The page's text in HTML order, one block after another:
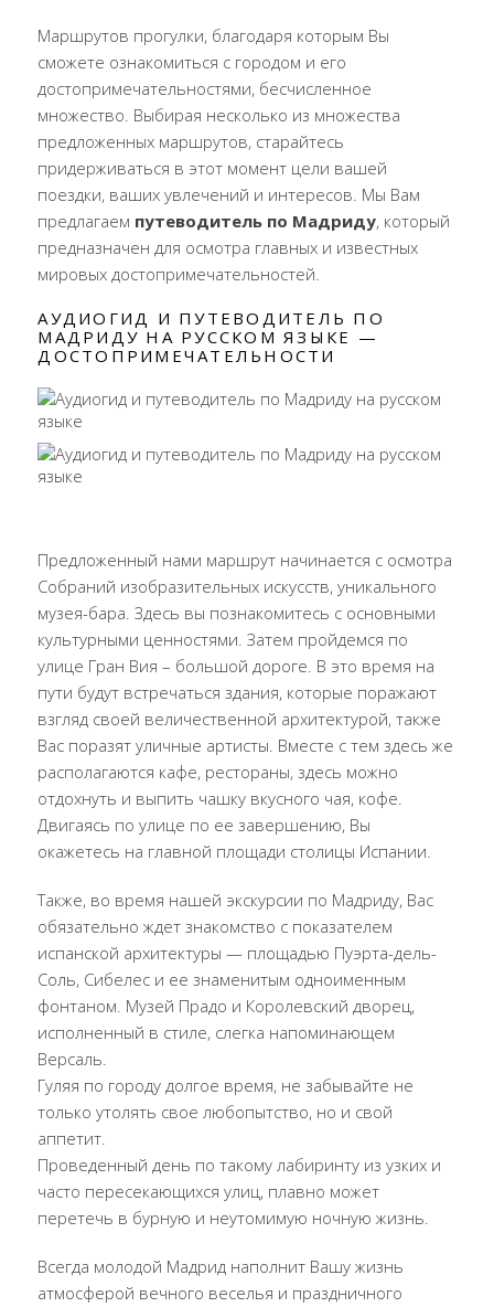
Маршрутов прогулки, благодаря которым Вы
сможете ознакомиться с городом и его
достопримечательностями, бесчисленное
множество. Выбирая несколько из множества
предложенных маршрутов, старайтесь
придерживаться в этот момент цели вашей
поездки, ваших увлечений и интересов. Мы Вам
предлагаем путеводитель по Мадриду, который
предназначен для осмотра главных и известных
мировых достопримечательностей.
АУДИОГИД И ПУТЕВОДИТЕЛЬ ПО
МАДРИДУ НА РУССКОМ ЯЗЫКЕ —
ДОСТОПРИМЕЧАТЕЛЬНОСТИ
Предложенный нами маршрут начинается с осмотра
Собраний изобразительных искусств, уникального
музея-бара. Здесь вы познакомитесь с основными
культурными ценностями. Затем пройдемся по
улице Гран Вия – большой дороге. В это время на
пути будут встречаться здания, которые поражают
взгляд своей величественной архитектурой, также
Вас поразят уличные артисты. Вместе с тем здесь же
располагаются кафе, рестораны, здесь можно
отдохнуть и выпить чашку вкусного чая, кофе.
Двигаясь по улице по ее завершению, Вы
окажетесь на главной площади столицы Испании.
Также, во время нашей экскурсии по Мадриду, Вас
обязательно ждет знакомство с показателем
испанской архитектуры — площадью Пуэрта-дель-
Соль, Сибелес и ее знаменитым одноименным
фонтаном. Музей Прадо и Королевский дворец,
исполненный в стиле, слегка напоминающем
Версаль.
Гуляя по городу долгое время, не забывайте не
только утолять свое любопытство, но и свой
аппетит.
Проведенный день по такому лабиринту из узких и
часто пересекающихся улиц, плавно может
перетечь в бурную и неутомимую ночную жизнь.
Всегда молодой Мадрид наполнит Вашу жизнь
атмосферой вечного веселья и праздничного